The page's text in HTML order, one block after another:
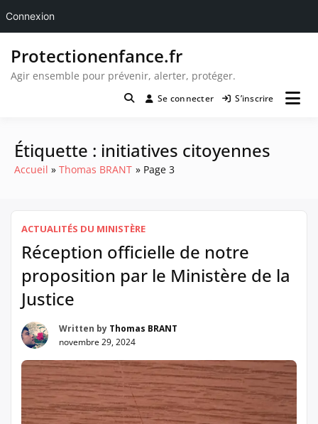
contenu
Protectionenfance.fr
Agir ensemble pour prévenir, alerter, protéger.
Se connecter S’inscrire
Étiquette : initiatives citoyennes
Accueil Thomas BRANT Page 3
ACTUALITÉS DU MINISTÈRE
Réception officielle de notre
proposition par le Ministère de la
Justice
Written by Thomas BRANT
novembre 29, 2024
Connexion